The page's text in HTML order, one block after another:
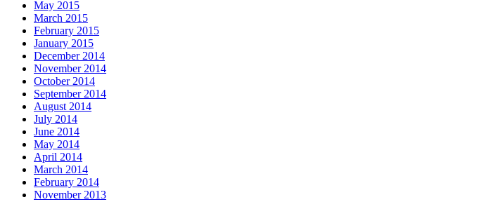
May 2015
March 2015
February 2015
January 2015
December 2014
November 2014
October 2014
September 2014
August 2014
July 2014
June 2014
May 2014
April 2014
March 2014
February 2014
November 2013